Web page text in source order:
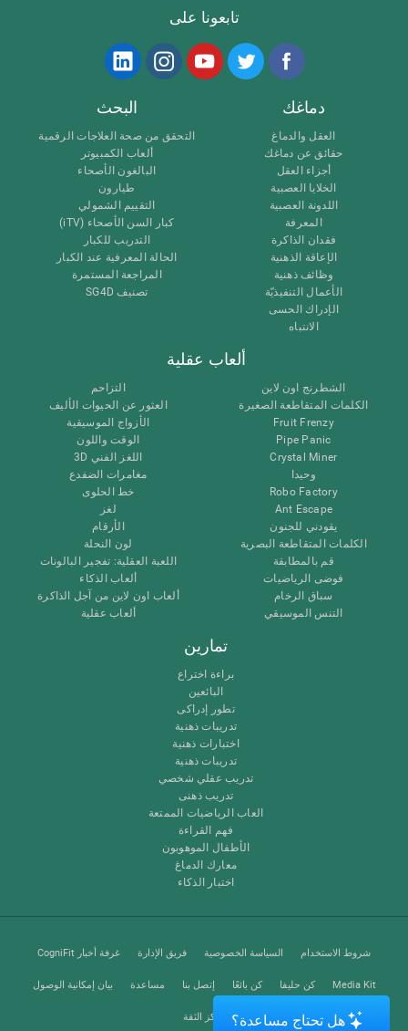
تابعونا على
دماغك
العقل والدماغ
حقائق عن دماغك
أجزاء العقل
الخلايا العصبية
اللدونة العصبية
المعرفة
فقدان الذاكرة
الإعاقة الذهنية
وظائف ذهنية
الأعمال التنفيذيّة
الإدراك الحسى
الانتباه
البحث
التحقق من صحة العلاجات الرقمية
ألعاب الكمبيوتر
البالغون الأصحاء
طيارون
التقييم الشمولي
كبار السن الأصحاء (iTV)
التدريب للكبار
الحالة المعرفية عند الكبار
المراجعة المستمرة
تصنيف SG4D
ألعاب عقلية
الشطرنج اون لاين
الكلمات المتقاطعة الصغيرة
Fruit Frenzy
Pipe Panic
Crystal Miner
وحيدا
Robo Factory
Ant Escape
يقودني للجنون
الكلمات المتقاطعة البصرية
قم بالمطابقة
فوضى الرياضيات
سباق الرخام
التنس الموسيقي
التزاحم
العثور عن الحيوات الأليف
الأزواج الموسيقية
الوقت واللون
اللغز الفني 3D
مغامرات الضفدع
خط الحلوى
لغز
الأرقام
لون النحلة
اللعبة العقلية: تفجير البالونات
ألعاب الذكاء
ألعاب اون لاين من آجل الذاكرة
ألعاب عقلية
تمارين
براءة اختراع
البائعين
تطور إدراكى
تدريبات ذهنية
اختبارات ذهنية
تدريبات ذهنية
تدريب عقلي شخصي
تدريب ذهنى
العاب الرياضيات الممتعة
فهم القراءة
الأطفال الموهوبون
معارك الدماغ
اختبار الذكاء
شروط الاستخدام السياسة الخصوصية فريق الإدارة غرفة أخبار CogniFit
Media Kit كن حليفا كن بائعًا إتصل بنا مساعدة بيان إمكانية الوصول
مركز الثقة هل تحتاج مساعدة؟